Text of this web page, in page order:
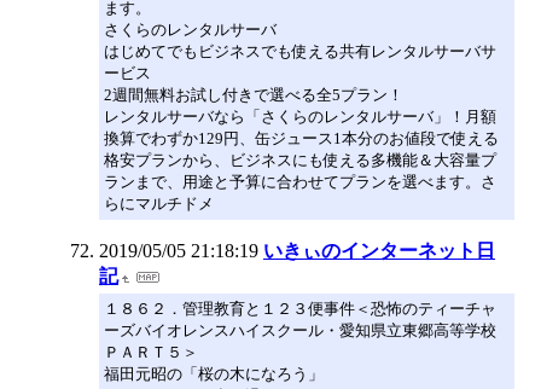
ます。
さくらのレンタルサーバ
はじめてでもビジネスでも使える共有レンタルサーバサ
ービス
2週間無料お試し付きで選べる全5プラン！
レンタルサーバなら「さくらのレンタルサーバ」！月額
換算でわずか129円、缶ジュース1本分のお値段で使える
格安プランから、ビジネスにも使える多機能＆大容量プ
ランまで、用途と予算に合わせてプランを選べます。さ
らにマルチドメ
2019/05/05 21:18:19 いきぃのインターネット日
記
１８６２．管理教育と１２３便事件＜恐怖のティーチャ
ーズバイオレンスハイスクール・愛知県立東郷高等学校
ＰＡＲＴ５＞
福田元昭の「桜の木になろう」